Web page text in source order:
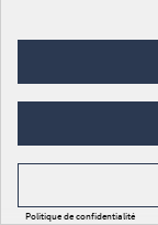
ENREGISTRÉE
Nous,
Commission
Politique de confidentialité